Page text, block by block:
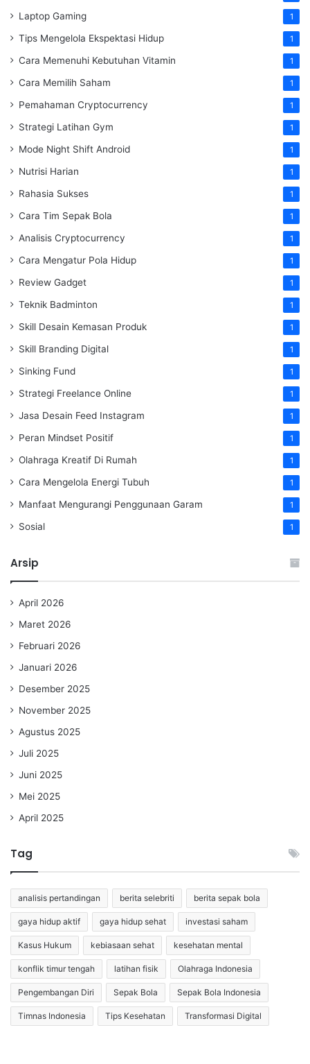
Laptop Gaming 1
Tips Mengelola Ekspektasi Hidup 1
Cara Memenuhi Kebutuhan Vitamin 1
Cara Memilih Saham 1
Pemahaman Cryptocurrency 1
Strategi Latihan Gym 1
Mode Night Shift Android 1
Nutrisi Harian 1
Rahasia Sukses 1
Cara Tim Sepak Bola 1
Analisis Cryptocurrency 1
Cara Mengatur Pola Hidup 1
Review Gadget 1
Teknik Badminton 1
Skill Desain Kemasan Produk 1
Skill Branding Digital 1
Sinking Fund 1
Strategi Freelance Online 1
Jasa Desain Feed Instagram 1
Peran Mindset Positif 1
Olahraga Kreatif Di Rumah 1
Cara Mengelola Energi Tubuh 1
Manfaat Mengurangi Penggunaan Garam 1
Sosial 1
Arsip
April 2026
Maret 2026
Februari 2026
Januari 2026
Desember 2025
November 2025
Agustus 2025
Juli 2025
Juni 2025
Mei 2025
April 2025
Tag
analisis pertandingan berita selebriti berita sepak bola
gaya hidup aktif gaya hidup sehat investasi saham
Kasus Hukum kebiasaan sehat kesehatan mental
konflik timur tengah latihan fisik Olahraga Indonesia
Pengembangan Diri Sepak Bola Sepak Bola Indonesia
Timnas Indonesia Tips Kesehatan Transformasi Digital